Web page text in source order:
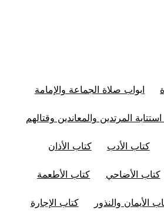
ابواب صلاة الجماعة والإمامة
المرتدين والمعاندين وقتالهم
كتاب الأدب كتاب الأذان
كتاب الأضاحي كتاب الأطعمة
الأيمان والنذور كتاب الإجارة